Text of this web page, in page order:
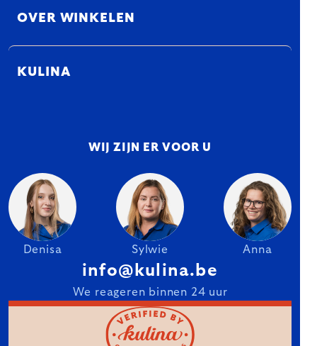
OVER WINKELEN
KULINA
WIJ ZIJN ER VOOR U
Denisa Sylwie Anna
info@kulina.be
We reageren binnen 24 uur